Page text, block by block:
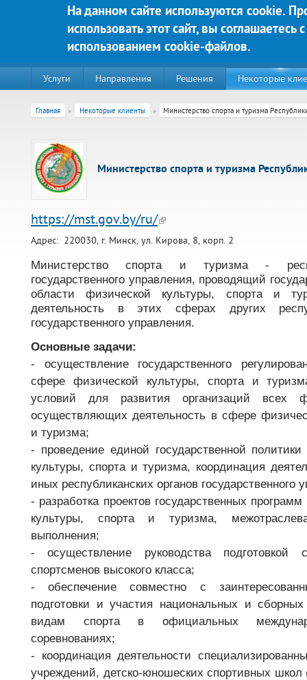
На данном сайте используются cookie.
использовать этот сайт, вы соглашаетесь с
использованием cookie-файлов.
Перейти к основному содержанию
Контакты:
Техническая поддержка:
тел.:+375 (44) 555-90-25
support@bs-solutions.by
Приемная
+375 (44) 555-10-92
contact@bs-solutions.by
Бухгалтерия
+375 (44) 555-39-05
buh@bs-solutions.by
Яркие решения для Вашего
Услуги Направления Решения Некоторые
Главная Некоторые клиенты Министерство спорта и туризма
Министерство спорта и туризма
https://mst.gov.by/ru/
Адрес: 220030, г. Минск, ул. Кирова, 8, корп. 2
Министерство спорта и туризма -
государственного управления, проводящий
области физической культуры, спорта и
деятельность в этих сферах других
государственного управления.
Основные задачи:
- осуществление государственного
сфере физической культуры, спорта и
условий для развития организаций всех
осуществляющих деятельность в сфере
и туризма;
- проведение единой государственной
культуры, спорта и туризма, координация
иных республиканских органов государственного
- разработка проектов государственных
культуры, спорта и туризма,
выполнения;
- осуществление руководства подготовкой
спортсменов высокого класса;
- обеспечение совместно с
подготовки и участия национальных и
видам спорта в официальных
соревнованиях;
- координация деятельности
учреждений, детско-юношеских спортивных школ